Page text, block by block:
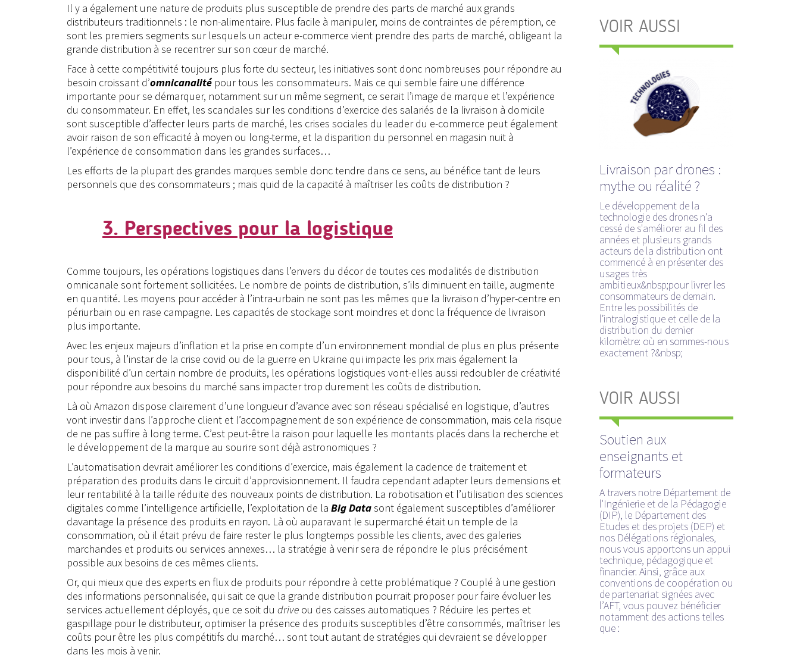
Il y a également une nature de produits plus susceptible de prendre des parts de marché aux grands
distributeurs traditionnels : le non-alimentaire. Plus facile à manipuler, moins de contraintes de péremption, ce
sont les premiers segments sur lesquels un acteur e-commerce vient prendre des parts de marché, obligeant la
grande distribution à se recentrer sur son cœur de marché.
Face à cette compétitivité toujours plus forte du secteur, les initiatives sont donc nombreuses pour répondre au
besoin croissant d’omnicanalité pour tous les consommateurs. Mais ce qui semble faire une différence
importante pour se démarquer, notamment sur un même segment, ce serait l’image de marque et l’expérience
du consommateur. En effet, les scandales sur les conditions d’exercice des salariés de la livraison à domicile
sont susceptible d’affecter leurs parts de marché, les crises sociales du leader du e-commerce peut également
avoir raison de son efficacité à moyen ou long-terme, et la disparition du personnel en magasin nuit à
l’expérience de consommation dans les grandes surfaces…
Les efforts de la plupart des grandes marques semble donc tendre dans ce sens, au bénéfice tant de leurs
personnels que des consommateurs ; mais quid de la capacité à maîtriser les coûts de distribution ?
3. Perspectives pour la logistique
Comme toujours, les opérations logistiques dans l’envers du décor de toutes ces modalités de distribution
omnicanale sont fortement sollicitées. Le nombre de points de distribution, s’ils diminuent en taille, augmente
en quantité. Les moyens pour accéder à l’intra-urbain ne sont pas les mêmes que la livraison d’hyper-centre en
périurbain ou en rase campagne. Les capacités de stockage sont moindres et donc la fréquence de livraison
plus importante.
Avec les enjeux majeurs d’inflation et la prise en compte d’un environnement mondial de plus en plus présente
pour tous, à l’instar de la crise covid ou de la guerre en Ukraine qui impacte les prix mais également la
disponibilité d’un certain nombre de produits, les opérations logistiques vont-elles aussi redoubler de créativité
pour répondre aux besoins du marché sans impacter trop durement les coûts de distribution.
Là où Amazon dispose clairement d’une longueur d’avance avec son réseau spécialisé en logistique, d’autres
vont investir dans l’approche client et l’accompagnement de son expérience de consommation, mais cela risque
de ne pas suffire à long terme. C’est peut-être la raison pour laquelle les montants placés dans la recherche et
le développement de la marque au sourire sont déjà astronomiques ?
L’automatisation devrait améliorer les conditions d’exercice, mais également la cadence de traitement et
préparation des produits dans le circuit d’approvisionnement. Il faudra cependant adapter leurs demensions et
leur rentabilité à la taille réduite des nouveaux points de distribution. La robotisation et l’utilisation des sciences
digitales comme l’intelligence artificielle, l’exploitation de la Big Datasont également susceptibles d’améliorer
davantage la présence des produits en rayon. Là où auparavant le supermarché était un temple de la
consommation, où il était prévu de faire rester le plus longtemps possible les clients, avec des galeries
marchandes et produits ou services annexes… la stratégie à venir sera de répondre le plus précisément
possible aux besoins de ces mêmes clients.
Or, qui mieux que des experts en flux de produits pour répondre à cette problématique ? Couplé à une gestion
des informations personnalisée, qui sait ce que la grande distribution pourrait proposer pour faire évoluer les
services actuellement déployés, que ce soit du drive ou des caisses automatiques ? Réduire les pertes et
gaspillage pour le distributeur, optimiser la présence des produits susceptibles d’être consommés, maîtriser les
coûts pour être les plus compétitifs du marché… sont tout autant de stratégies qui devraient se développer
dans les mois à venir.
VOIR AUSSI
Livraison par drones :
mythe ou réalité ?
Le développement de la
technologie des drones n'a
cessé de s'améliorer au fil des
années et plusieurs grands
acteurs de la distribution ont
commencé à en présenter des
usages très
ambitieux&nbsp;pour livrer les
consommateurs de demain.
Entre les possibilités de
l'intralogistique et celle de la
distribution du dernier
kilomètre: où en sommes-nous
exactement ?&nbsp;
VOIR AUSSI
Soutien aux
enseignants et
formateurs
A travers notre Département de
l'Ingénierie et de la Pédagogie
(DIP), le Département des
Etudes et des projets (DEP) et
nos Délégations régionales,
nous vous apportons un appui
technique, pédagogique et
financier. Ainsi, grâce aux
conventions de coopération ou
de partenariat signées avec
l’AFT, vous pouvez bénéficier
notamment des actions telles
que :